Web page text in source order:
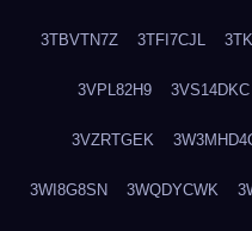
3TBVTN7Z 3TFI7CJL
3VPL82H9 3VS14DKC
3VZRTGEK
3WI8G8SN 3WQDYCWK